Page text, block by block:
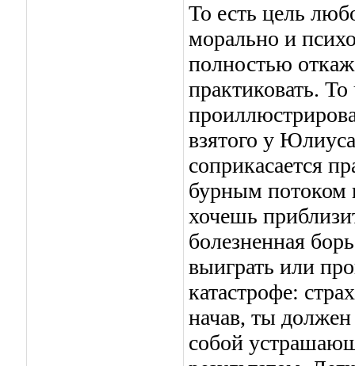
То есть цель
морально и
полностью
практиковать.
взятого у
соприкасается
бурным потоком
хочешь
болезненная
выиграть или
катастрофе:
начав, ты должен
собой